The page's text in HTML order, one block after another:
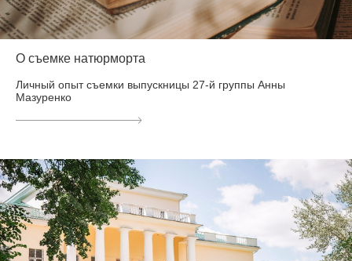
О съемке натюрморта
Личный опыт съемки выпускницы 27-й группы Анны
Мазуренко